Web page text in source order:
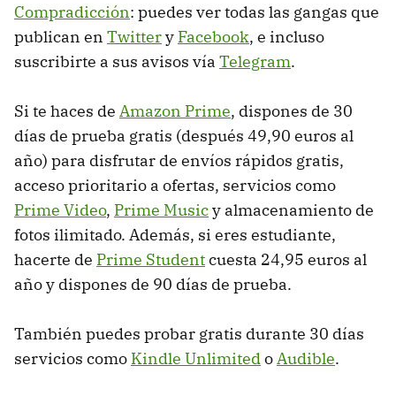
Compradicción: puedes ver todas las gangas que
publican en Twittery Facebook, e incluso
suscribirte a sus avisos vía Telegram.
Si te haces de Amazon Prime, dispones de 30
días de prueba gratis (después 49,90 euros al
año) para disfrutar de envíos rápidos gratis,
acceso prioritario a ofertas, servicios como
Prime Video, Prime Musicy almacenamiento de
fotos ilimitado. Además, si eres estudiante,
hacerte de Prime Studentcuesta 24,95 euros al
año y dispones de 90 días de prueba.
También puedes probar gratis durante 30 días
servicios como Kindle UnlimitedoAudible.